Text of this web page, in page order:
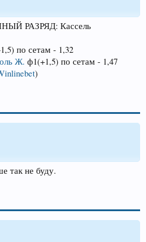
РАЗРЯД: Кассель
по сетам - 1,32
Ж. ф1(+1,5) по сетам - 1,47
)
так не буду.